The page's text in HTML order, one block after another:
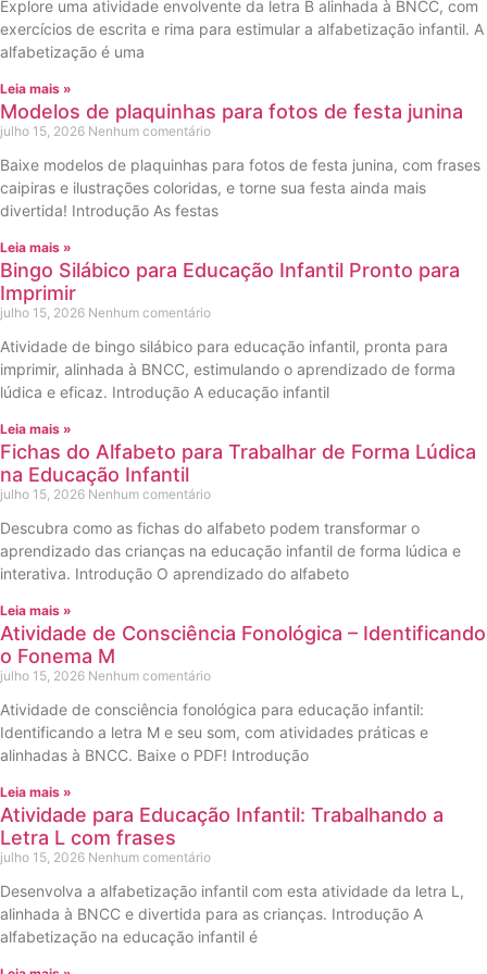
Explore uma atividade envolvente da letra B alinhada à BNCC, com
exercícios de escrita e rima para estimular a alfabetização infantil. A
alfabetização é uma
Leia mais »
Modelos de plaquinhas para fotos de festa junina
julho 15, 2026 Nenhum comentário
Baixe modelos de plaquinhas para fotos de festa junina, com frases
caipiras e ilustrações coloridas, e torne sua festa ainda mais
divertida! Introdução As festas
Leia mais »
Bingo Silábico para Educação Infantil Pronto para
Imprimir
julho 15, 2026 Nenhum comentário
Atividade de bingo silábico para educação infantil, pronta para
imprimir, alinhada à BNCC, estimulando o aprendizado de forma
lúdica e eficaz. Introdução A educação infantil
Leia mais »
Fichas do Alfabeto para Trabalhar de Forma Lúdica
na Educação Infantil
julho 15, 2026 Nenhum comentário
Descubra como as fichas do alfabeto podem transformar o
aprendizado das crianças na educação infantil de forma lúdica e
interativa. Introdução O aprendizado do alfabeto
Leia mais »
Atividade de Consciência Fonológica – Identificando
o Fonema M
julho 15, 2026 Nenhum comentário
Atividade de consciência fonológica para educação infantil:
Identificando a letra M e seu som, com atividades práticas e
alinhadas à BNCC. Baixe o PDF! Introdução
Leia mais »
Atividade para Educação Infantil: Trabalhando a
Letra L com frases
julho 15, 2026 Nenhum comentário
Desenvolva a alfabetização infantil com esta atividade da letra L,
alinhada à BNCC e divertida para as crianças. Introdução A
alfabetização na educação infantil é